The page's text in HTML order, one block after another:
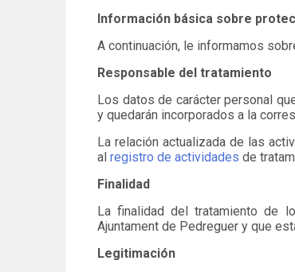
Información básica sobre
A continuación, le informamos
Responsable del tratamiento
Los datos de carácter personal
y quedarán incorporados a la
La relación actualizada de las
al registro de actividades de
Finalidad
La finalidad del tratamiento de
Ajuntament de Pedreguer y que
Legitimación